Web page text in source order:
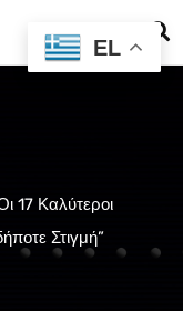
17 Καλύτεροι
Στιγμή”
EL